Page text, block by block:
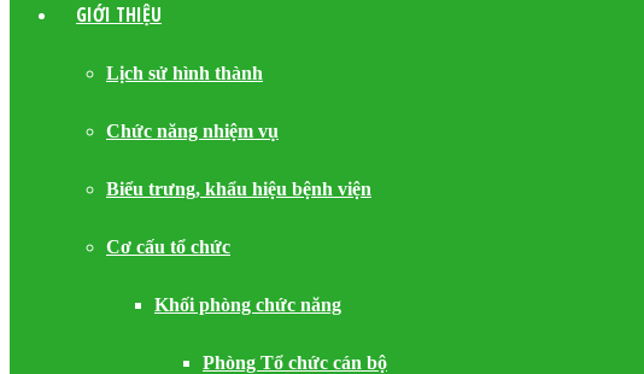
GIỚI THIỆU
Lịch sử hình thành
Chức năng nhiệm vụ
Biểu trưng, khẩu hiệu bệnh viện
Cơ cấu tổ chức
Khối phòng chức năng
Phòng Tổ chức cán bộ